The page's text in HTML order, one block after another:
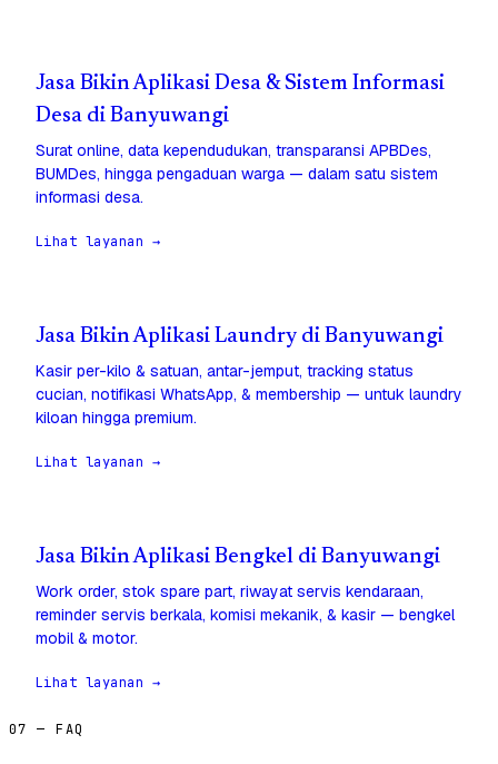
Jasa Bikin Aplikasi Desa & Sistem Informasi
Desa di Banyuwangi
Surat online, data kependudukan, transparansi APBDes,
BUMDes, hingga pengaduan warga — dalam satu sistem
informasi desa.
Lihat layanan →
Jasa Bikin Aplikasi Laundry di Banyuwangi
Kasir per-kilo & satuan, antar-jemput, tracking status
cucian, notifikasi WhatsApp, & membership — untuk laundry
kiloan hingga premium.
Lihat layanan →
Jasa Bikin Aplikasi Bengkel di Banyuwangi
Work order, stok spare part, riwayat servis kendaraan,
reminder servis berkala, komisi mekanik, & kasir — bengkel
mobil & motor.
Lihat layanan →
07 — FAQ